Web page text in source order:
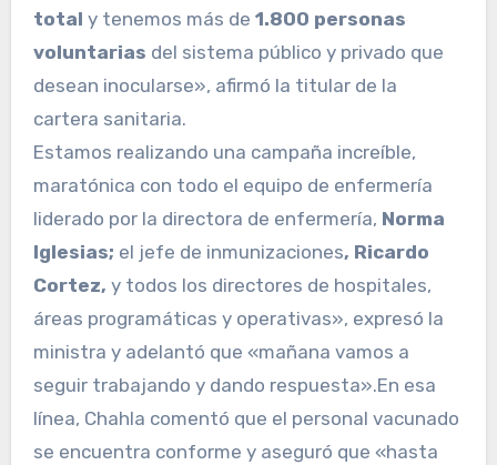
total y tenemos más de 1.800 personas
voluntarias del sistema público y privado que
desean inocularse», afirmó la titular de la
cartera sanitaria.
Estamos realizando una campaña increíble,
maratónica con todo el equipo de enfermería
liderado por la directora de enfermería, Norma
Iglesias; el jefe de inmunizaciones, Ricardo
Cortez, y todos los directores de hospitales,
áreas programáticas y operativas», expresó la
ministra y adelantó que «mañana vamos a
seguir trabajando y dando respuesta».En esa
línea, Chahla comentó que el personal vacunado
se encuentra conforme y aseguró que «hasta